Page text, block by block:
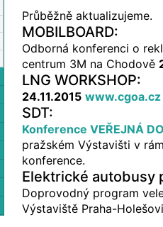
Průběžně aktualizujeme.
MOBILBOARD:
Odborná konferenci o
centrum 3M na Chodově
LNG WORKSHOP:
24.11.2015 www.cgoa.cz
SDT:
Konference VEŘEJNÁ
pražském Výstavišti v
konference.
Elektrické autobusy
Doprovodný program
Výstaviště Praha-